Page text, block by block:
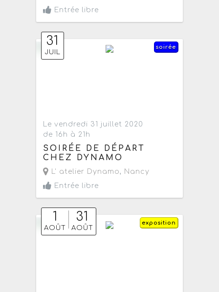
Entrée libre
31
JUIL
soirée
Le vendredi 31 juillet 2020
de 16h à 21h
SOIRÉE DE DÉPART
CHEZ DYNAMO
L' atelier Dynamo, Nancy
Entrée libre
1
AOÛT
31
AOÛT
exposition